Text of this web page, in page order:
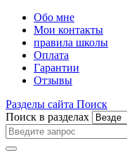
Обо мне
Мои контакты
правила школы
Оплата
Гарантии
Отзывы
Разделы сайта Поиск
Поиск в разделах